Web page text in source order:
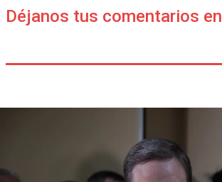
Déjanos tus comentarios